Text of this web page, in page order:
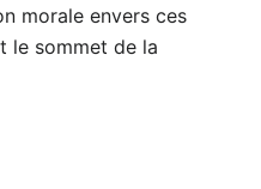
morale envers ces
le sommet de la